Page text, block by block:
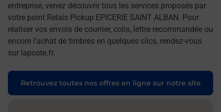
entreprise, venez découvrir tous les services proposés par
votre point Relais Pickup EPICERIE SAINT ALBAN. Pour
réaliser vos envois de courrier, colis, lettre recommandée ou
encore l'achat de timbres en quelques clics, rendez-vous
sur laposte.fr.
Retrouvez toutes nos offres en ligne sur notre site